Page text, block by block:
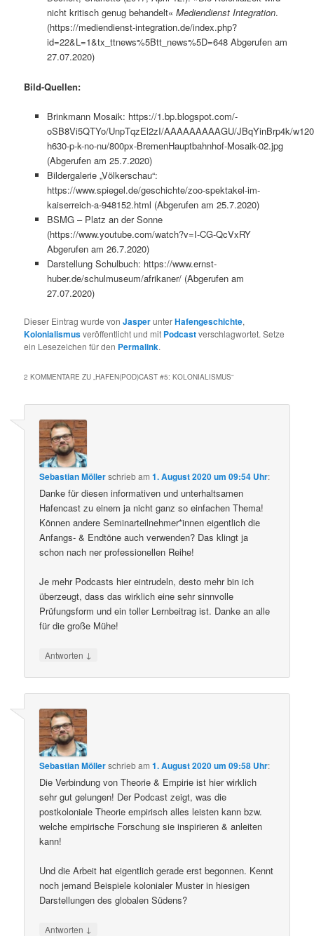
nicht kritisch genug behandelt« Mediendienst Integration.
(https://mediendienst-integration.de/index.php?
id=22&L=1&tx_ttnews%5Btt_news%5D=648 Abgerufen am
27.07.2020)
Bild-Quellen:
Brinkmann Mosaik: https://1.bp.blogspot.com/-
oSB8Vi5QTYo/UnpTqzEl2zI/AAAAAAAAAGU/JBqYinBrp4k/
h630-p-k-no-nu/800px-BremenHauptbahnhof-Mosaik-02.jpg
(Abgerufen am 25.7.2020)
Bildergalerie „Völkerschau“:
https://www.spiegel.de/geschichte/zoo-spektakel-im-
kaiserreich-a-948152.html (Abgerufen am 25.7.2020)
BSMG – Platz an der Sonne
(https://www.youtube.com/watch?v=I-CG-QcVxRY
Abgerufen am 26.7.2020)
Darstellung Schulbuch: https://www.ernst-
huber.de/schulmuseum/afrikaner/ (Abgerufen am
27.07.2020)
Dieser Eintrag wurde vonJasperunterHafengeschichte,
Kolonialismusveröffentlicht und mit Podcastverschlagwortet. Setze
ein Lesezeichen für den Permalink.
2 KOMMENTARE ZU „HAFEN(POD)CAST #5: KOLONIALISMUS“
Sebastian Möllerschriebam1. August 2020 um 09:54 Uhr:
Danke für diesen informativen und unterhaltsamen
Hafencast zu einem ja nicht ganz so einfachen Thema!
Können andere Seminarteilnehmer*innen eigentlich die
Anfangs- & Endtöne auch verwenden? Das klingt ja
schon nach ner professionellen Reihe!
Je mehr Podcasts hier eintrudeln, desto mehr bin ich
überzeugt, dass das wirklich eine sehr sinnvolle
Prüfungsform und ein toller Lernbeitrag ist. Danke an alle
für die große Mühe!
Antworten ↓
Sebastian Möllerschriebam1. August 2020 um 09:58 Uhr:
Die Verbindung von Theorie & Empirie ist hier wirklich
sehr gut gelungen! Der Podcast zeigt, was die
postkoloniale Theorie empirisch alles leisten kann bzw.
welche empirische Forschung sie inspirieren & anleiten
kann!
Und die Arbeit hat eigentlich gerade erst begonnen. Kennt
noch jemand Beispiele kolonialer Muster in hiesigen
Darstellungen des globalen Südens?
Antworten ↓